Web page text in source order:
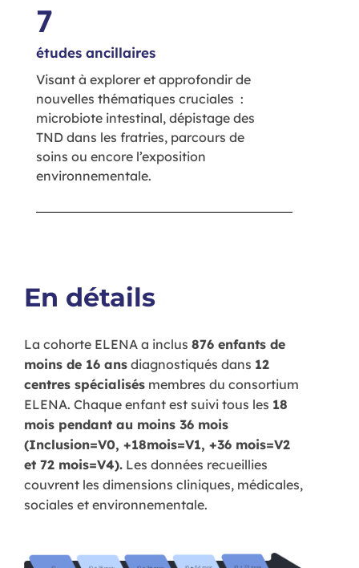
études ancillaires
7
Visant à explorer et approfondir de
nouvelles thématiques cruciales :
microbiote intestinal, dépistage des
TND dans les fratries, parcours de
soins ou encore l’exposition
environnementale.
En détails
La cohorte ELENA a inclus 876 enfants de
moins de 16 ans diagnostiqués dans 12
centres spécialisés membres du consortium
ELENA. Chaque enfant est suivi tous les 18
mois pendant au moins 36 mois
(Inclusion=V0, +18mois=V1, +36 mois=V2
et 72 mois=V4). Les données recueillies
couvrent les dimensions cliniques, médicales,
sociales et environnementale.